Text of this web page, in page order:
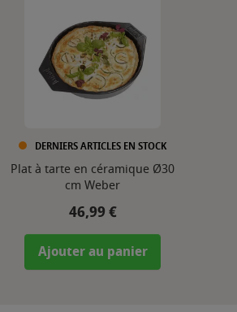
DERNIERS ARTICLES EN STOCK
Plat à tarte en céramique Ø30
cm Weber
Prix
46,99 €
Ajouter au panier